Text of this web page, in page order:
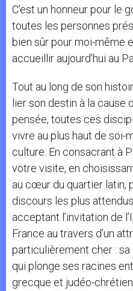
C’est un honneur pour le
toutes les personnes
bien sûr pour moi-même
accueillir aujourd’hui au
Tout au long de son
lier son destin à la cause
pensée, toutes ces
vivre au plus haut de soi-
culture. En consacrant à
votre visite, en
au cœur du quartier latin,
discours les plus
acceptant l’invitation de
France au travers d’un
particulièrement cher :
qui plonge ses racines
grecque et judéo-